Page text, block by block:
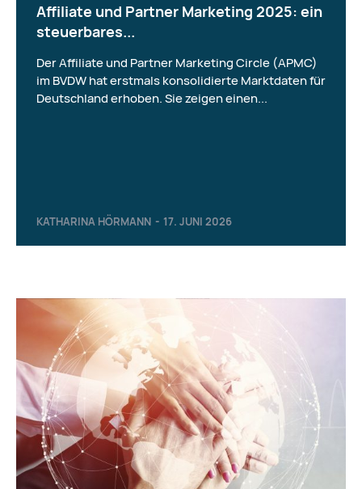
Affiliate und Partner Marketing 2025: ein
steuerbares...
KATHARINA HÖRMANN - 17. JUNI 2026
Der Affiliate und Partner Marketing Circle (APMC)
im BVDW hat erstmals konsolidierte Marktdaten für
Deutschland erhoben. Sie zeigen einen...